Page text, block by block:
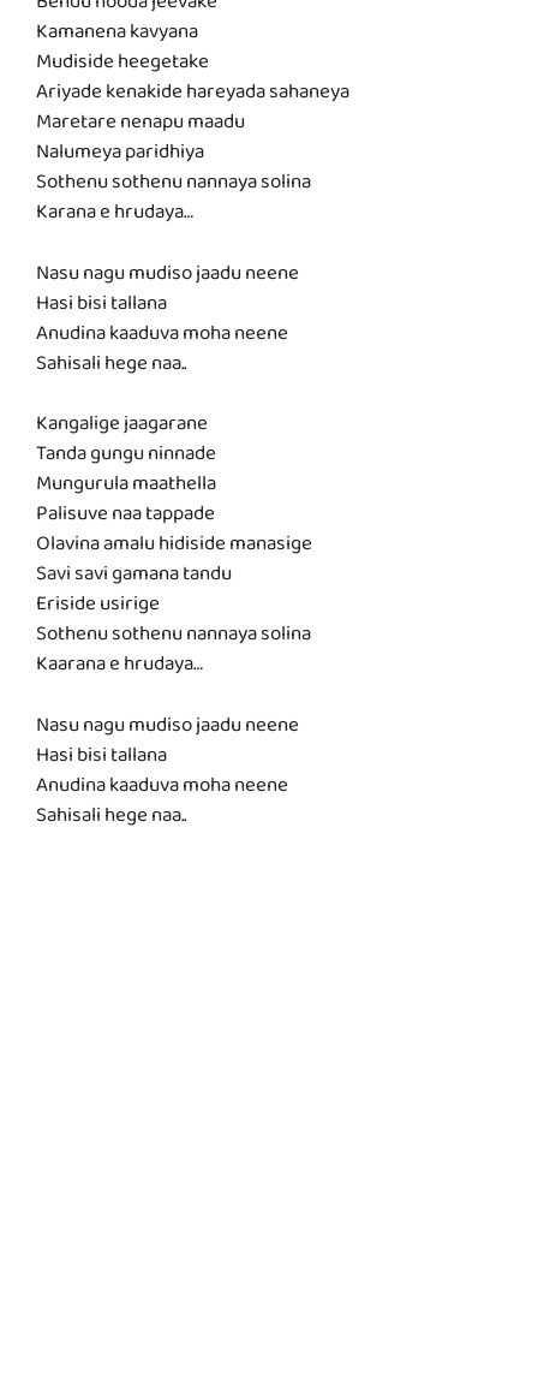
Kamanena kavyana
Mudiside heegetake
Ariyade kenakide hareyada sahaneya
Maretare nenapu maadu
Nalumeya paridhiya
Sothenu sothenu nannaya solina
Karana e hrudaya…
Nasu nagu mudiso jaadu neene
Hasi bisi tallana
Anudina kaaduva moha neene
Sahisali hege naa..
Kangalige jaagarane
Tanda gungu ninnade
Mungurula maathella
Palisuve naa tappade
Olavina amalu hidiside manasige
Savi savi gamana tandu
Eriside usirige
Sothenu sothenu nannaya solina
Kaarana e hrudaya…
Nasu nagu mudiso jaadu neene
Hasi bisi tallana
Anudina kaaduva moha neene
Sahisali hege naa..